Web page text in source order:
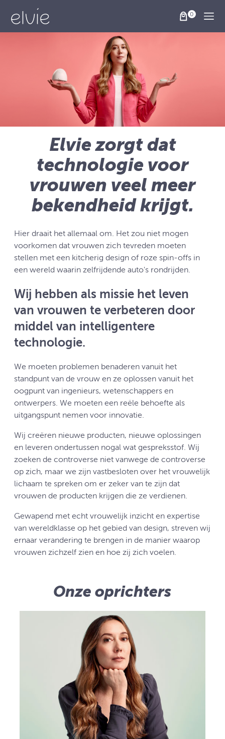
Elvie zorgt dat
technologie voor
vrouwen veel meer
bekendheid krijgt.
Hier draait het allemaal om. Het zou niet mogen
voorkomen dat vrouwen zich tevreden moeten
stellen met een kitcherig design of roze spin-offs in
een wereld waarin zelfrijdende auto's rondrijden.
Wij hebben als missie het leven
van vrouwen te verbeteren door
middel van intelligentere
technologie.
We moeten problemen benaderen vanuit het
standpunt van de vrouw en ze oplossen vanuit het
oogpunt van ingenieurs, wetenschappers en
ontwerpers. We moeten een reële behoefte als
uitgangspunt nemen voor innovatie.
Wij creëren nieuwe producten, nieuwe oplossingen
en leveren ondertussen nogal wat gespreksstof. Wij
zoeken de controverse niet vanwege de controverse
op zich, maar we zijn vastbesloten over het vrouwelijk
lichaam te spreken om er zeker van te zijn dat
vrouwen de producten krijgen die ze verdienen.
Gewapend met echt vrouwelijk inzicht en expertise
van wereldklasse op het gebied van design, streven wij
ernaar verandering te brengen in de manier waarop
vrouwen zichzelf zien en hoe zij zich voelen.
Onze oprichters